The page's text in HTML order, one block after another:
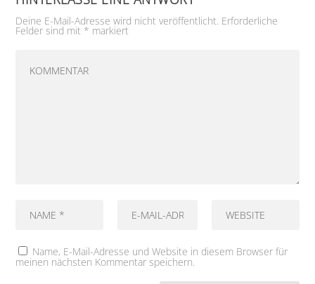
Deine E-Mail-Adresse wird nicht veröffentlicht. Erforderliche
Felder sind mit * markiert
Name, E-Mail-Adresse und Website in diesem Browser für
meinen nächsten Kommentar speichern.